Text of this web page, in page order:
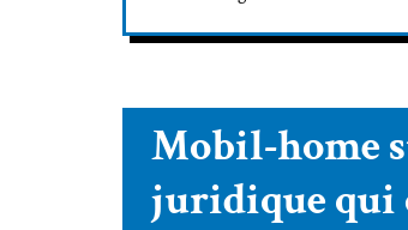
Mobil-home
juridique qui